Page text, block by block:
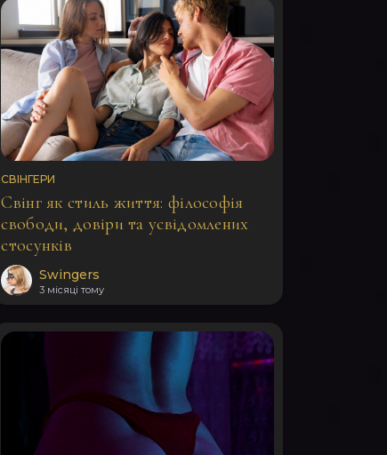
СВІНГЕРИ
Свінг як стиль життя: філософія
свободи, довіри та усвідомлених
стосунків
Swingers
3 місяці тому